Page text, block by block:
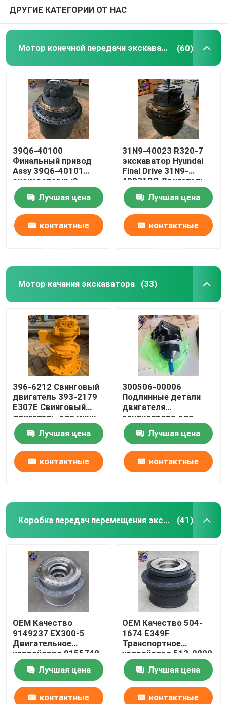
ДРУГИЕ КАТЕГОРИИ ОТ НАС
Мотор конечной передачи экскаватора (60)
39Q6-40100
Финальный привод
Assy 39Q6-40101
экскаваторный
путевой двигатель
для R210-9 R250-9
Лучшая цена
контактные
31N9-40023 R320-7
экскаватор Hyundai
Final Drive 31N9-
40031BG Двигатель
путешествий
Лучшая цена
контактные
Мотор качания экскаватора (33)
396-6212 Свинговый
двигатель 393-2179
E307E Свинговый
двигатель для мини-
экскаваторов
Лучшая цена
контактные
300506-00006
Подлинные детали
двигателя
вентилятора для
DX700LC/DX700LC-
9C/DX700LC/DX700LCA
Лучшая цена
контактные
Коробка передач перемещения экскаватора (41)
OEM Качество
9149237 EX300-5
Двигательное
устройство 9155748
EX350-5
Двигательный
коробка передач
Лучшая цена
контактные
OEM Качество 504-
1674 E349F
Транспортное
устройство 513-0890
CAT349
Транспортная
коробка передач
Лучшая цена
контактные